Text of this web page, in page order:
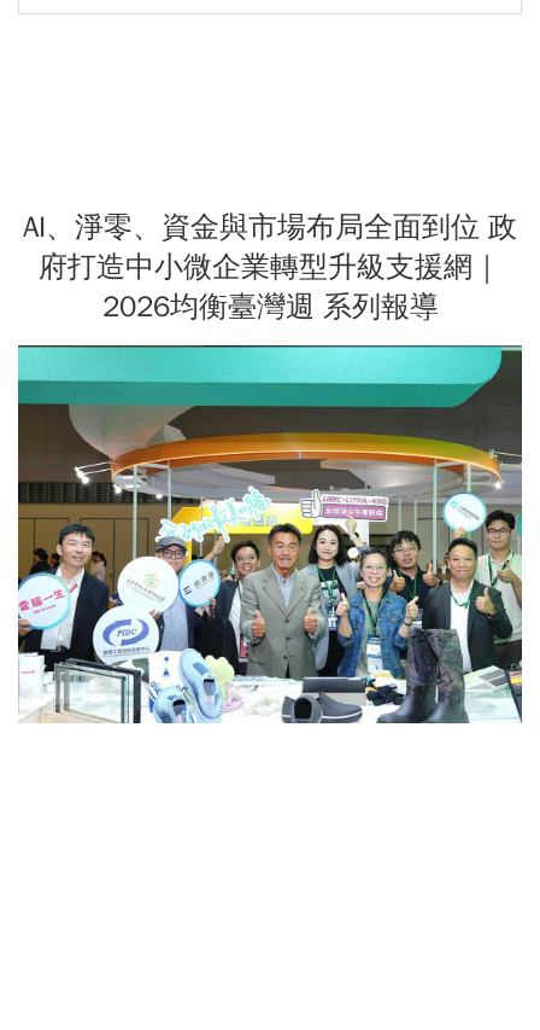
AI、淨零、資金與市場布局全面到位 政
府打造中小微企業轉型升級支援網｜
2026均衡臺灣週 系列報導